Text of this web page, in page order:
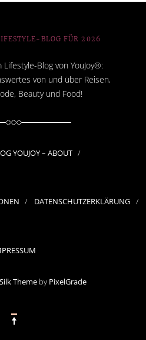
BLOG FÜR 2026
Blog von YouJoy®:
von und über Reisen,
Beauty und Food!
YOUJOY – ABOUT
DATENSCHUTZERKLÄRUNG
Silk Theme by PixelGrade